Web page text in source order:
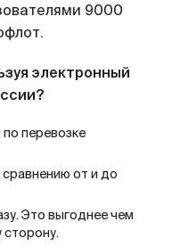
9000
электронный
по перевозке
от и до
Это выгоднее чем